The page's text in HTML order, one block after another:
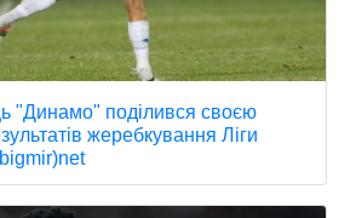
"Динамо" поділився своєю
жеребкування Ліги